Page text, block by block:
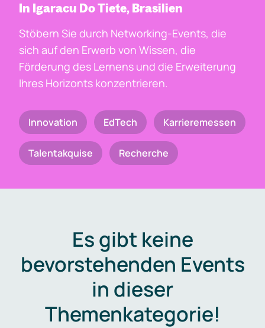
In Igaracu Do Tiete, Brasilien
Stöbern Sie durch Networking-Events, die
sich auf den Erwerb von Wissen, die
Förderung des Lernens und die Erweiterung
Ihres Horizonts konzentrieren.
Innovation EdTech Karrieremessen
Talentakquise Recherche
Es gibt keine
bevorstehenden Events
in dieser
Themenkategorie!